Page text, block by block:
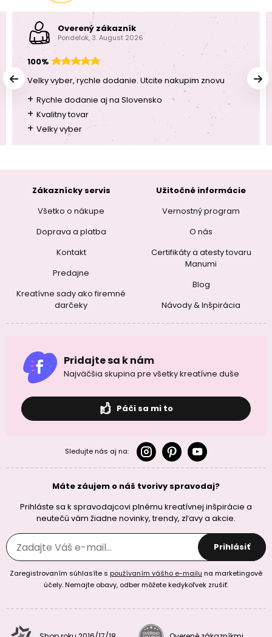
Overený zákazník
Pondelok, 3. August 2026
100%
Velky vyber, rychle dodanie. Utcite nakupim znovu
+ Rychle dodanie aj na Slovensko
+ Kvalitny tovar
+ Velky vyber
Zákaznícky servis
Všetko o nákupe
Doprava a platba
Kontakt
Predajne
Kreatívne sady ako firemné
darčeky
Užitočné informácie
Vernostný program
O nás
Certifikáty a atesty tovaru
Manumi
Blog
Návody & Inšpirácia
Pridajte sa k nám
Najväčšia skupina pre všetky kreatívne duše
Páči sa mi to
Sledujte nás aj na:
Máte záujem o náš tvorivy spravodaj?
Prihláste sa k spravodajcovi plnému kreatívnej inšpirácie a
neutečú vám žiadne novinky, trendy, zľavy a akcie.
Prihlásiť
Zaregistrovaním súhlasíte s používaním vášho e-mailu na marketingové
účely. Nemajte obavy, odber môžete kedykoľvek zrušiť.